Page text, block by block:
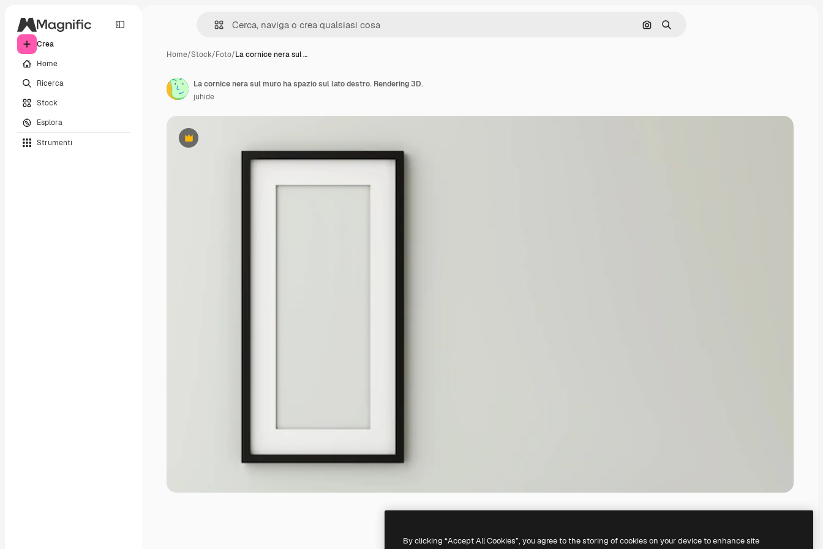
Crea
Home
Ricerca
Stock
Esplora
Strumenti
Cerca per immagine
Ricerca
Home/Stock/Foto/La cornice nera sul …
Premium
La cornice nera sul muro ha spazio sul lato destro. Rendering 3D.
juhide
By clicking “Accept All Cookies”, you agree to the storing of cookies on your device to enhance site